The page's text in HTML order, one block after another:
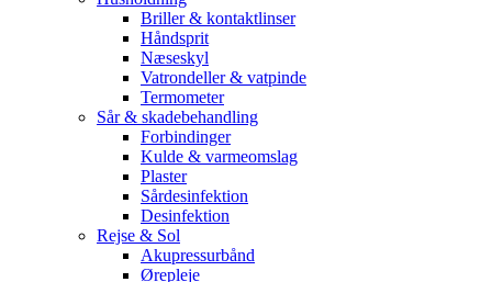
Briller & kontaktlinser
Håndsprit
Næseskyl
Vatrondeller & vatpinde
Termometer
Sår & skadebehandling
Forbindinger
Kulde & varmeomslag
Plaster
Sårdesinfektion
Desinfektion
Rejse & Sol
Akupressurbånd
Ørepleje